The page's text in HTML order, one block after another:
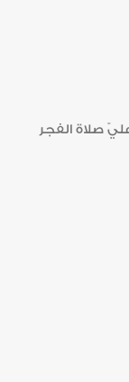
صلاة الفجر